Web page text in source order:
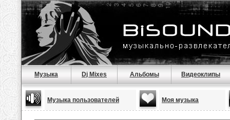
Музыка Dj Mixes Альбомы Видеоклипы
Музыка пользователей Моя музыка